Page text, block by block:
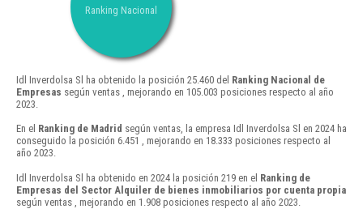
Ranking Nacional
Idl Inverdolsa Sl ha obtenido la posición 25.460 del Ranking Nacional de
Empresas según ventas , mejorando en 105.003 posiciones respecto al año
2023.
En el Ranking de Madrid según ventas, la empresa Idl Inverdolsa Sl en 2024 ha
conseguido la posición 6.451 , mejorando en 18.333 posiciones respecto al
año 2023.
Idl Inverdolsa Sl ha obtenido en 2024 la posición 219 en el Ranking de
Empresas del Sector Alquiler de bienes inmobiliarios por cuenta propia
según ventas , mejorando en 1.908 posiciones respecto al año 2023.